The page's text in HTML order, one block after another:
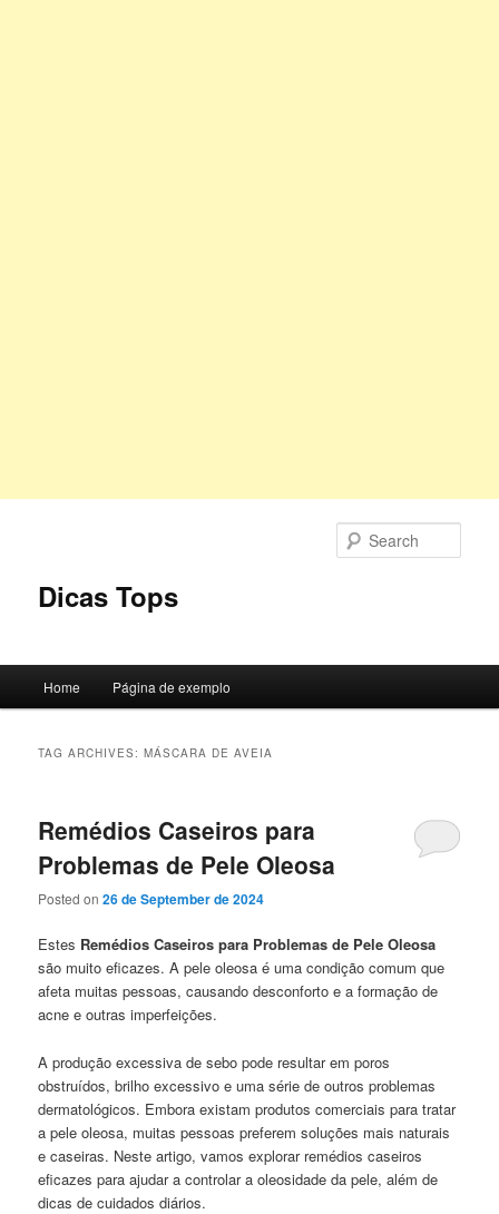
Dicas Tops
Home Página de exemplo
TAG ARCHIVES:MÁSCARA DE AVEIA
Remédios Caseiros para
Problemas de Pele Oleosa
Posted on26 de September de 2024
Estes Remédios Caseiros para Problemas de Pele Oleosa
são muito eficazes. A pele oleosa é uma condição comum que
afeta muitas pessoas, causando desconforto e a formação de
acne e outras imperfeições.
A produção excessiva de sebo pode resultar em poros
obstruídos, brilho excessivo e uma série de outros problemas
dermatológicos. Embora existam produtos comerciais para tratar
a pele oleosa, muitas pessoas preferem soluções mais naturais
e caseiras. Neste artigo, vamos explorar remédios caseiros
eficazes para ajudar a controlar a oleosidade da pele, além de
dicas de cuidados diários.